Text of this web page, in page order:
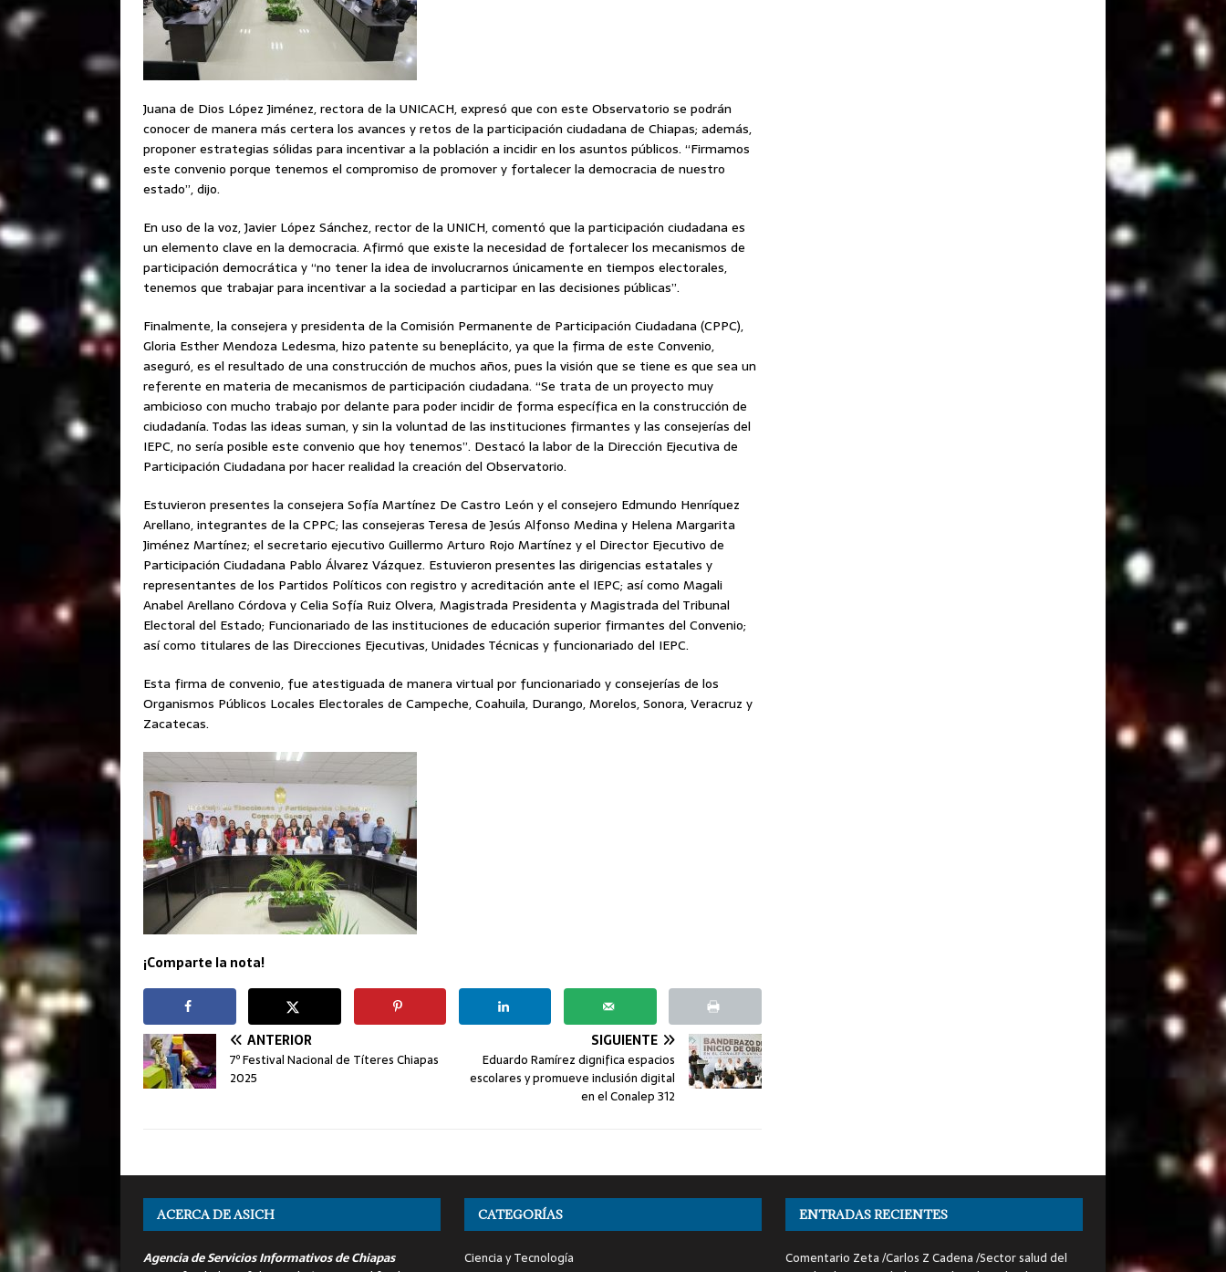
Juana de Dios López Jiménez, rectora de la UNICACH, expresó que con este Observatorio se podrán
conocer de manera más certera los avances y retos de la participación ciudadana de Chiapas; además,
proponer estrategias sólidas para incentivar a la población a incidir en los asuntos públicos. “Firmamos
este convenio porque tenemos el compromiso de promover y fortalecer la democracia de nuestro
estado”, dijo.
En uso de la voz, Javier López Sánchez, rector de la UNICH, comentó que la participación ciudadana es
un elemento clave en la democracia. Afirmó que existe la necesidad de fortalecer los mecanismos de
participación democrática y “no tener la idea de involucrarnos únicamente en tiempos electorales,
tenemos que trabajar para incentivar a la sociedad a participar en las decisiones públicas”.
Finalmente, la consejera y presidenta de la Comisión Permanente de Participación Ciudadana (CPPC),
Gloria Esther Mendoza Ledesma, hizo patente su beneplácito, ya que la firma de este Convenio,
aseguró, es el resultado de una construcción de muchos años, pues la visión que se tiene es que sea un
referente en materia de mecanismos de participación ciudadana. “Se trata de un proyecto muy
ambicioso con mucho trabajo por delante para poder incidir de forma específica en la construcción de
ciudadanía. Todas las ideas suman, y sin la voluntad de las instituciones firmantes y las consejerías del
IEPC, no sería posible este convenio que hoy tenemos”. Destacó la labor de la Dirección Ejecutiva de
Participación Ciudadana por hacer realidad la creación del Observatorio.
Estuvieron presentes la consejera Sofía Martínez De Castro León y el consejero Edmundo Henríquez
Arellano, integrantes de la CPPC; las consejeras Teresa de Jesús Alfonso Medina y Helena Margarita
Jiménez Martínez; el secretario ejecutivo Guillermo Arturo Rojo Martínez y el Director Ejecutivo de
Participación Ciudadana Pablo Álvarez Vázquez. Estuvieron presentes las dirigencias estatales y
representantes de los Partidos Políticos con registro y acreditación ante el IEPC; así como Magali
Anabel Arellano Córdova y Celia Sofía Ruiz Olvera, Magistrada Presidenta y Magistrada del Tribunal
Electoral del Estado; Funcionariado de las instituciones de educación superior firmantes del Convenio;
así como titulares de las Direcciones Ejecutivas, Unidades Técnicas y funcionariado del IEPC.
Esta firma de convenio, fue atestiguada de manera virtual por funcionariado y consejerías de los
Organismos Públicos Locales Electorales de Campeche, Coahuila, Durango, Morelos, Sonora, Veracruz y
Zacatecas.
¡Comparte la nota!
ANTERIOR
7º Festival Nacional de Títeres Chiapas
2025
SIGUIENTE
Eduardo Ramírez dignifica espacios
escolares y promueve inclusión digital
en el Conalep 312
ACERCA DE ASICH
Agencia de Servicios Informativos de Chiapas
CATEGORÍAS
Ciencia y Tecnología
ENTRADAS RECIENTES
Comentario Zeta /Carlos Z Cadena /Sector salud del